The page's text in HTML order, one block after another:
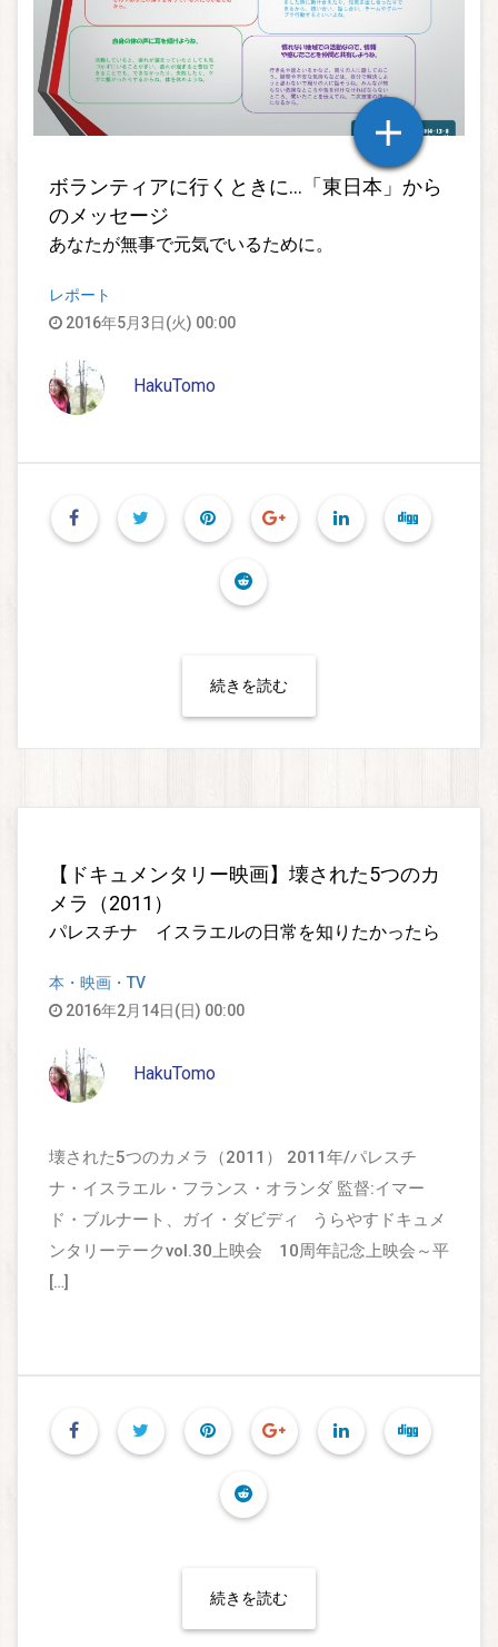
ボランティアに行くときに…「東日本」から
のメッセージ
あなたが無事で元気でいるために。
レポート
2016年5月3日(火) 00:00
HakuTomo
続きを読む
【ドキュメンタリー映画】壊された5つのカ
メラ（2011）
パレスチナ イスラエルの日常を知りたかったら
本・映画・TV
2016年2月14日(日) 00:00
HakuTomo
壊された5つのカメラ（2011） 2011年/パレスチ
ナ・イスラエル・フランス・オランダ 監督:イマー
ド・ブルナート、ガイ・ダビディ うらやすドキュメ
ンタリーテークvol.30上映会 10周年記念上映会～平
[…]
続きを読む